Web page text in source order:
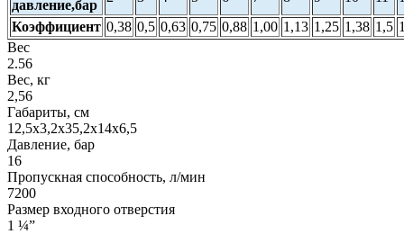
давление,бар
Коэффициент 0,38 0,5 0,63 0,75 0,88 1,00 1,13 1,25 1,38 1,5
Вес
2.56
Вес, кг
2,56
Габариты, см
12,5х3,2х35,2х14х6,5
Давление, бар
16
Пропускная способность, л/мин
7200
Размер входного отверстия
1 ¼”